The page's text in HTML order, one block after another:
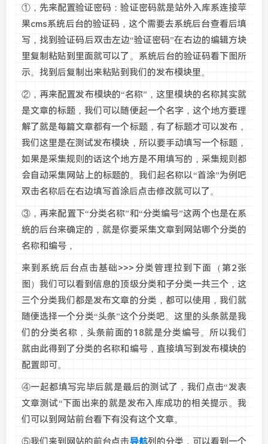
①，先来配置验证密码：验证密码就是站外入库系连接苹
果cms系统后台的验证码，这个需要去系统后台查看后填
写，找到验证码后双击左边“验证密码”在右边的编辑方块
里复制粘贴到里面就可以了。系统后台的验证码看下图所
示。找到后复制出来粘贴到我们的发布模块里。
②，再来配置发布模块的“名称”，这里模块的名称其实就
是文章的标题，我们可以随便起一个名字，这个地方要理
解了就是每篇文章都有一个标题，有了标题才可以发布，
我们这里是在测试发布模块，所以要手动填写一个标题，
如果是采集规则的话这个地方是不用填写的，采集规则都
会自动采集网站上的标题的。我们起名称以“首涂”为例吧
双击名称后在右边填写首涂后点击修改就可以了。
③，再来配置下“分类名称”和“分类编号”这两个也是在系
统的后台来确定的，就是你要采集文章到网站哪个分类的
名称和编号，
来到系统后台点击基础>>>分类管理拉到下面（第2张
图）我们可以看到信息的顶级分类和子分类一共三个，这
三个分类我们都是发布文章的分类，都可以使用，我们就
随便选择一个分类“头条”这个分类吧。这里的头条就是我
们的分类名称，头条前面的18就是分类编号。所以我们
就由此得到了分类的名称和编号，直接填写到发布模块的
配置即可。
④一起都填写完毕后就是最后的测试了，我们点击“发表
文章测试“下面出来的就是发布入库成功的相关提示。我
们可以到网站前台看下有没有这个文章。
⑤我们来到网站的前台点击导航列的分类，可以看到一个